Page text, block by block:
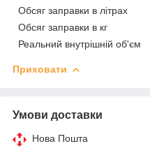
Обсяг заправки в літрах
Обсяг заправки в кг
Реальний внутрішній об'єм
Приховати
Умови доставки
Нова Пошта